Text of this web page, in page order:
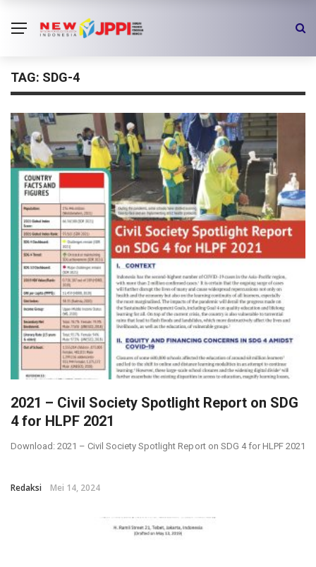
TAG: SDG-4
2021 – Civil Society Spotlight Report on SDG
4 for HLPF 2021
Download: 2021 – Civil Society Spotlight Report on SDG 4 for HLPF 2021
Redaksi Mei 14, 2024